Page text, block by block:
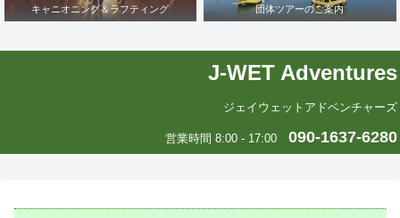
キャニオニング＆ラフティング 団体ツアーのご案内
J-WET Adventures
ジェイウェットアドベンチャーズ
営業時間 8:00 - 17:00 090-1637-6280